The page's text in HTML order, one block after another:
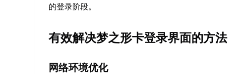
的登录阶段。
有效解决梦之形卡登录界面的方法
网络环境优化